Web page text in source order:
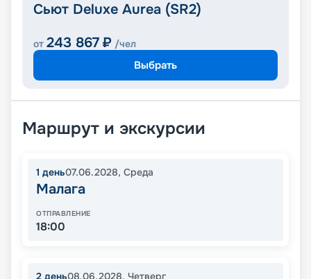
Сьют Deluxe Aurea (SR2)
от 243 867 ₽ /чел
Выбрать
Маршрут и экскурсии
1 день07.06.2028, Среда
Малага
ОТПРАВЛЕНИЕ
18:00
2 день08.06.2028, Четверг